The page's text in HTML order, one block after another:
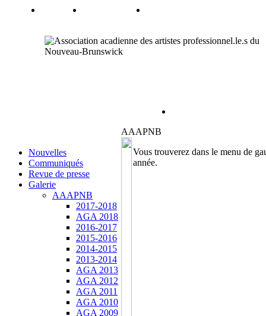
Nouvelles
Communiqués
Revue de presse
Galerie
AAAPNB
2017-2018
AGA 2018
2016-2017
2015-2016
2014-2015
2013-2014
AGA 2013
AGA 2012
AGA 2011
AGA 2010
AGA 2009
AAAPNB
Vous trouverez dans le menu de
année.